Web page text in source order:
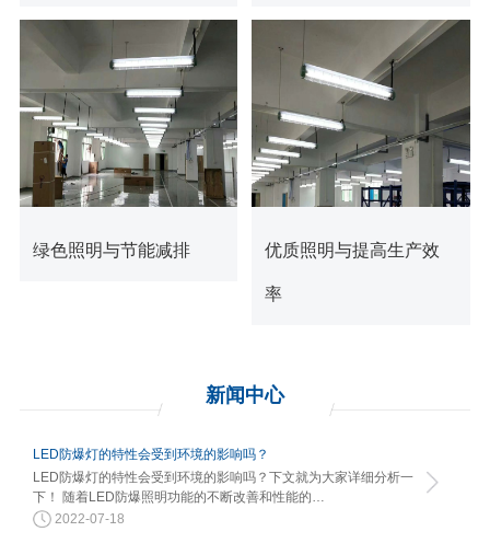
查看更多
绿色照明与节能减排
查看更多
优质照明与提高生产效
率
新闻 中心
LED防爆灯的特性会受到环境的影响吗？
LED防爆灯的特性会受到环境的影响吗？下文就为大家详细分析一
下！ 随着LED防爆照明功能的不断改善和性能的…
2022-07-18